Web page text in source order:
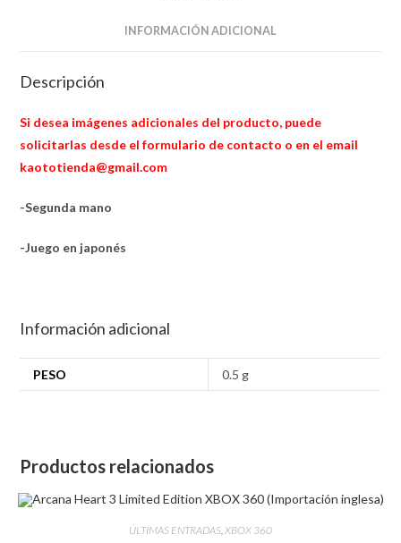
INFORMACIÓN ADICIONAL
Descripción
Si desea imágenes adicionales del producto, puede
solicitarlas desde el formulario de contacto o en el email
kaototienda@gmail.com
-Segunda mano
-Juego en japonés
Información adicional
PESO 0.5 g
Productos relacionados
ÚLTIMAS ENTRADAS XBOX 360